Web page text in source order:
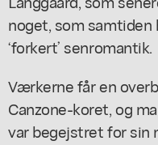
noget, som
‘forkert’ senromantik.
Værkerne får en
Canzone-koret, og
var begejstret for sin